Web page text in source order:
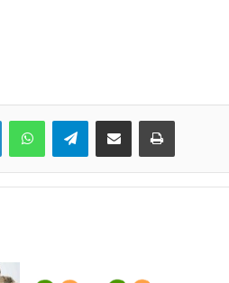
LinkedInWhatsAppTelegramShare via Email Print